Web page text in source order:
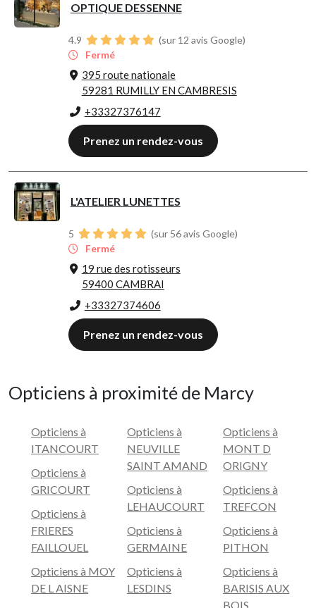
OPTIQUE DESSENNE
4.9
(sur 12 avis Google)
Fermé
395 route nationale
59281 RUMILLY EN CAMBRESIS
+33327376147
Prenez un rendez-vous
L'ATELIER LUNETTES
5
(sur 56 avis Google)
Fermé
19 rue des rotisseurs
59400 CAMBRAI
+33327374606
Prenez un rendez-vous
Opticiens à proximité de Marcy
Opticiens à
ITANCOURT
Opticiens à
GRICOURT
Opticiens à
FRIERES
FAILLOUEL
Opticiens à MOY
DE L AISNE
Opticiens à
NEUVILLE
SAINT AMAND
Opticiens à
LEHAUCOURT
Opticiens à
GERMAINE
Opticiens à
LESDINS
Opticiens à
MONT D
ORIGNY
Opticiens à
TREFCON
Opticiens à
PITHON
Opticiens à
BARISIS AUX
BOIS